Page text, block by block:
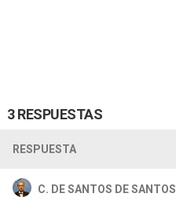
3 RESPUESTAS
RESPUESTA
C. DE SANTOS DE SANTOS